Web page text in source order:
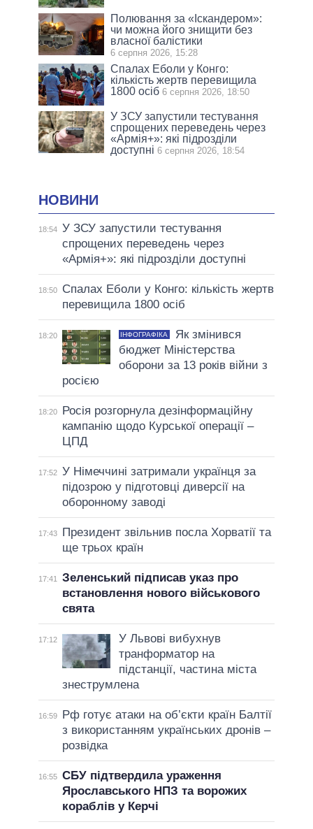
Полювання за «Іскандером»:
чи можна його знищити без
власної балістики
6 серпня 2026, 15:28
Спалах Еболи у Конго:
кількість жертв перевищила
1800 осіб 6 серпня 2026, 18:50
У ЗСУ запустили тестування
спрощених переведень через
«Армія+»: які підрозділи
доступні 6 серпня 2026, 18:54
НОВИНИ
18:54 У ЗСУ запустили тестування
спрощених переведень через
«Армія+»: які підрозділи доступні
18:50
Спалах Еболи у Конго: кількість жертв
перевищила 1800 осіб
18:20 ІНФОГРАФІКА
Як змінився
бюджет Міністерства
оборони за 13 років війни з
росією
18:20
Росія розгорнула дезінформаційну
кампанію щодо Курської операції –
ЦПД
17:52 У Німеччині затримали українця за
підозрою у підготовці диверсії на
оборонному заводі
17:43
Президент звільнив посла Хорватії та
ще трьох країн
17:41
Зеленський підписав указ про
встановлення нового військового
свята
17:12
У Львові вибухнув
транформатор на
підстанції, частина міста
знеструмлена
16:59
Рф готує атаки на об’єкти країн Балтії
з використанням українських дронів –
розвідка
16:55 СБУ підтвердила ураження
Ярославського НПЗ та ворожих
кораблів у Керчі